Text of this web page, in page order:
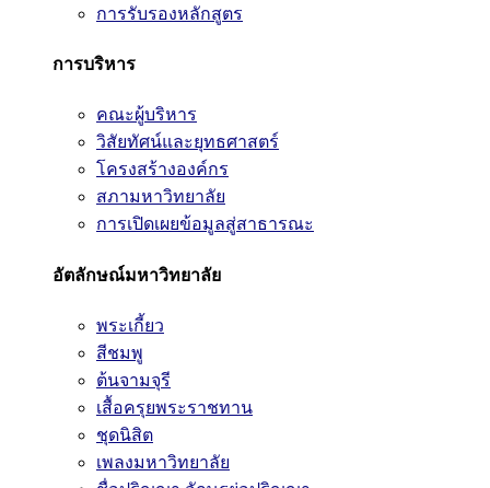
การรับรองหลักสูตร
การบริหาร
คณะผู้บริหาร
วิสัยทัศน์และยุทธศาสตร์
โครงสร้างองค์กร
สภามหาวิทยาลัย
การเปิดเผยข้อมูลสู่สาธารณะ
อัตลักษณ์มหาวิทยาลัย
พระเกี้ยว
สีชมพู
ต้นจามจุรี
เสื้อครุยพระราชทาน
ชุดนิสิต
เพลงมหาวิทยาลัย